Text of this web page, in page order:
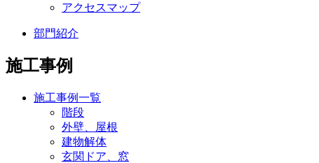
アクセスマップ
部門紹介
施工事例
施工事例一覧
階段
外壁、屋根
建物解体
玄関ドア、窓